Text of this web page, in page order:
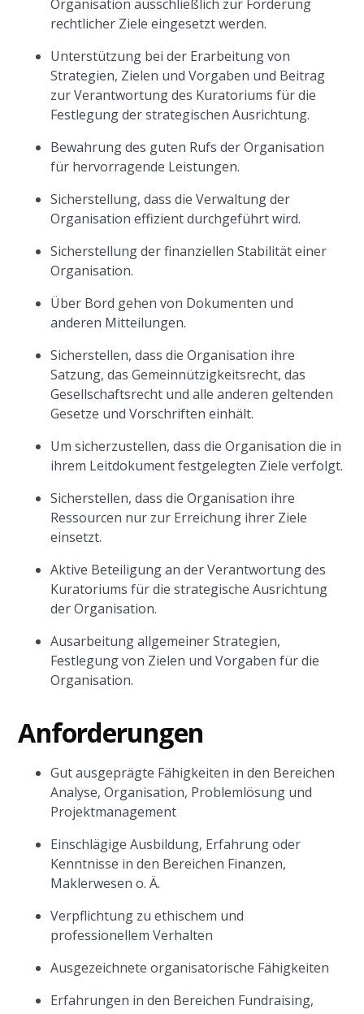
Organisation ausschließlich zur Förderung
rechtlicher Ziele eingesetzt werden.
Unterstützung bei der Erarbeitung von
Strategien, Zielen und Vorgaben und Beitrag
zur Verantwortung des Kuratoriums für die
Festlegung der strategischen Ausrichtung.
Bewahrung des guten Rufs der Organisation
für hervorragende Leistungen.
Sicherstellung, dass die Verwaltung der
Organisation effizient durchgeführt wird.
Sicherstellung der finanziellen Stabilität einer
Organisation.
Über Bord gehen von Dokumenten und
anderen Mitteilungen.
Sicherstellen, dass die Organisation ihre
Satzung, das Gemeinnützigkeitsrecht, das
Gesellschaftsrecht und alle anderen geltenden
Gesetze und Vorschriften einhält.
Um sicherzustellen, dass die Organisation die in
ihrem Leitdokument festgelegten Ziele verfolgt.
Sicherstellen, dass die Organisation ihre
Ressourcen nur zur Erreichung ihrer Ziele
einsetzt.
Aktive Beteiligung an der Verantwortung des
Kuratoriums für die strategische Ausrichtung
der Organisation.
Ausarbeitung allgemeiner Strategien,
Festlegung von Zielen und Vorgaben für die
Organisation.
Anforderungen
Gut ausgeprägte Fähigkeiten in den Bereichen
Analyse, Organisation, Problemlösung und
Projektmanagement
Einschlägige Ausbildung, Erfahrung oder
Kenntnisse in den Bereichen Finanzen,
Maklerwesen o. Ä.
Verpflichtung zu ethischem und
professionellem Verhalten
Ausgezeichnete organisatorische Fähigkeiten
Erfahrungen in den Bereichen Fundraising,